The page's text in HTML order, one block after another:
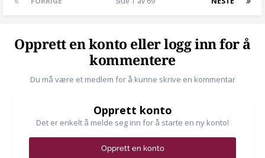
Opprett en konto eller logg inn for å
kommentere
Du må være et medlem for å kunne skrive en kommentar
Opprett konto
Det er enkelt å melde seg inn for å starte en ny konto!
Opprett en konto